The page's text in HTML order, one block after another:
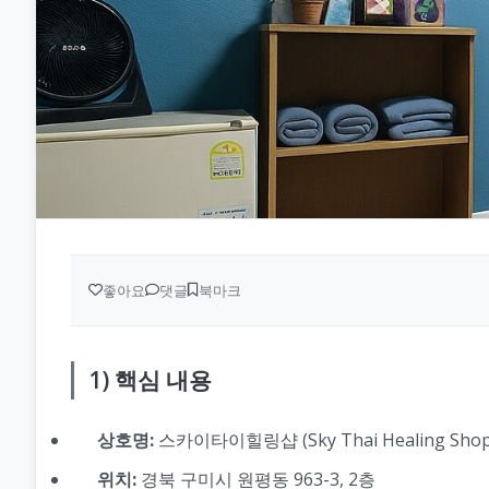
좋아요 댓글 북마크
1) 핵심 내용
상호명: 스카이타이힐링샵 (Sky Thai Healing
위치: 경북 구미시 원평동 963-3, 2층